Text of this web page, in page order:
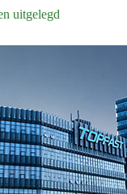
uitgelegd